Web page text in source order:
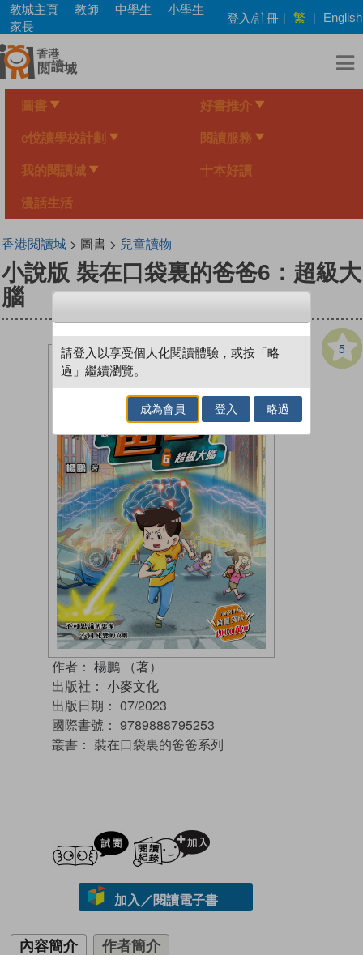
Skip
main
content
教城主頁 教師 中學生
小學生
家長
登入/註冊 | 繁 | English
圖書 好書推介
e悅讀學校計劃 閱讀服務
我的閱讀城 十本好讀
漫話生活
香港閱讀城> 圖書 > 兒童讀物
小說版 裝在口袋裏的爸爸6：超級大
腦
5
作者： 楊鵬 （著）
出版社： 小麥文化
出版日期： 07/2023
國際書號： 9789888795253
叢書： 裝在口袋裏的爸爸系列
試閲
加入／閱讀電子書
內容簡介 作者簡介
請登入以享受個人化閱讀體驗，或按「略
過」繼續瀏覽。
成為會員 登入 略過